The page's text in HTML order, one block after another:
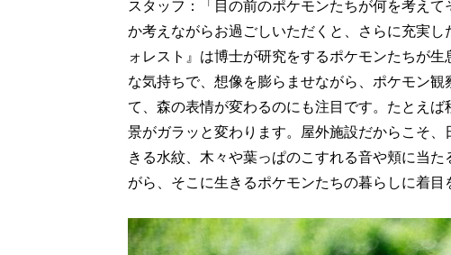
スタッフ：「目の前のポケモンたちが何を考え
か考えながらお過ごしいただくと、さらに充実
ォレスト』は博士が研究をするポケモンたちが
な気持ちで、想像を膨らませながら、ポケモン
て、森の表情が変わるのにも注目です。たとえ
景がガラッと変わります。屋外施設だからこそ
きる水紋、木々や葉っぱのこすれる音や頬に当
がら、そこに生きるポケモンたちの暮らしに着目